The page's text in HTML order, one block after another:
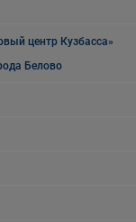
центр Кузбасса»
Белово